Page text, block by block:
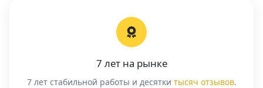
7 лет на рынке
7 лет стабильной работы и десятки тысяч отзывов.